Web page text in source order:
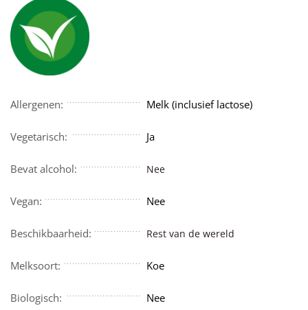
Allergenen: Melk (inclusief lactose)
Vegetarisch: Ja
Bevat alcohol: Nee
Vegan: Nee
Beschikbaarheid: Rest van de wereld
Melksoort: Koe
Biologisch: Nee